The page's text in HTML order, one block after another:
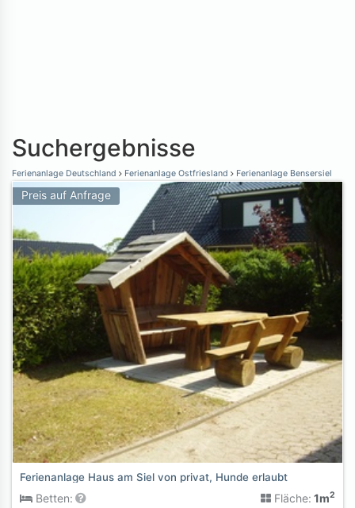
Suchergebnisse
Ferienanlage Deutschland Ferienanlage Ostfriesland Ferienanlage Bensersiel
Preis auf Anfrage
Ferienanlage Haus am Siel von privat, Hunde erlaubt
Betten: Fläche: 1m2